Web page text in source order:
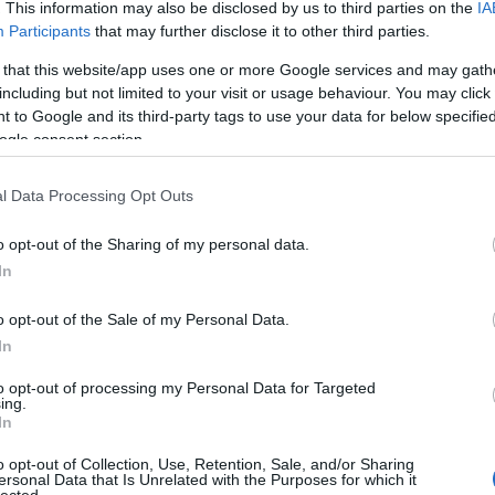
This information may also be disclosed by us to third parties on the
Participants that may further disclose it to other third parties.
that this website/app uses one or more Google services and may
but not limited to your visit or usage behaviour. You may
to Google and its third-party tags to use your data for below
consent section.
Data Processing Opt Outs
opt-out of the Sharing of my personal data.
opt-out of the Sale of my Personal Data.
opt-out of processing my Personal Data for Targeted
opt-out of Collection, Use, Retention, Sale, and/or Sharing
Data that Is Unrelated with the Purposes for which it
RSS
Atom
id/5679237
meg a búrokat!
csoport a világon, bőrszíntől függetlenül, a dél-
órás kínzások után mészárolnak le. 100 000
amely négyszer több, mint az egyéb
nem vállal, azokat nem ellenőrzi. Kifogás esetén forduljon a blog
és azadatvédelmi tájékoztatóban.